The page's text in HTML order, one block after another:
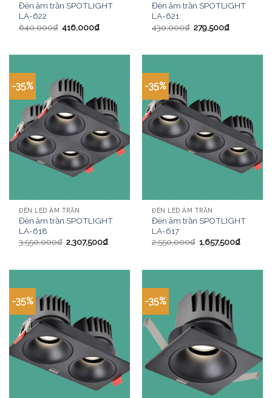
Đèn âm trần SPOTLIGHT
LA-622
640,000₫ 416,000₫
Đèn âm trần SPOTLIGHT
LA-621
430,000₫ 279,500₫
-35%
ĐÈN LED ÂM TRẦN
Đèn âm trần SPOTLIGHT
LA-618
3,550,000₫ 2,307,500₫
-35%
ĐÈN LED ÂM TRẦN
Đèn âm trần SPOTLIGHT
LA-617
2,550,000₫ 1,657,500₫
-35% -35%